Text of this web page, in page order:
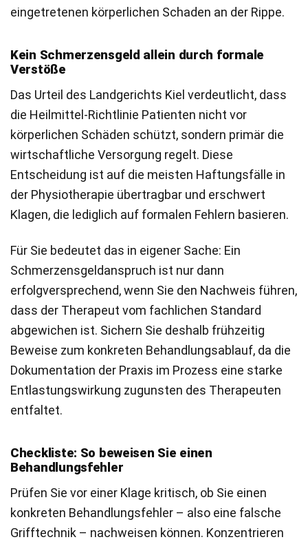
eingetretenen körperlichen Schaden an der Rippe.
Kein Schmerzensgeld allein durch formale
Verstöße
Das Urteil des Landgerichts Kiel verdeutlicht, dass
die Heilmittel-Richtlinie Patienten nicht vor
körperlichen Schäden schützt, sondern primär die
wirtschaftliche Versorgung regelt. Diese
Entscheidung ist auf die meisten Haftungsfälle in
der Physiotherapie übertragbar und erschwert
Klagen, die lediglich auf formalen Fehlern basieren.
Für Sie bedeutet das in eigener Sache: Ein
Schmerzensgeldanspruch ist nur dann
erfolgversprechend, wenn Sie den Nachweis führen,
dass der Therapeut vom fachlichen Standard
abgewichen ist. Sichern Sie deshalb frühzeitig
Beweise zum konkreten Behandlungsablauf, da die
Dokumentation der Praxis im Prozess eine starke
Entlastungswirkung zugunsten des Therapeuten
entfaltet.
Checkliste: So beweisen Sie einen
Behandlungsfehler
Prüfen Sie vor einer Klage kritisch, ob Sie einen
konkreten Behandlungsfehler – also eine falsche
Grifftechnik – nachweisen können. Konzentrieren